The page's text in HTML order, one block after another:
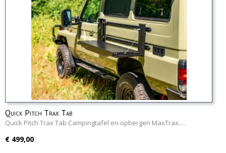
Quick Pitch Trax Tab
Quick Pitch Trax Tab Campingtafel en opbergen MaxTrax.…
€ 499,00